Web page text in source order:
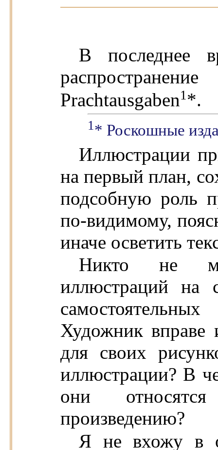
В последнее
Prachtausgaben1 *.
1* Роскошные
Иллюстрации
на первый план,
подсобную роль
по-видимому,
иначе осветить
Никто не
иллюстраций на
Художник вправе
для своих
иллюстрации? В
они
произведению?
Я не вхожу в